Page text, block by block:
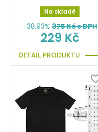
Na skladě
-38.93% 375Kč s DPH
229 Kč
DETAIL PRODUKTU